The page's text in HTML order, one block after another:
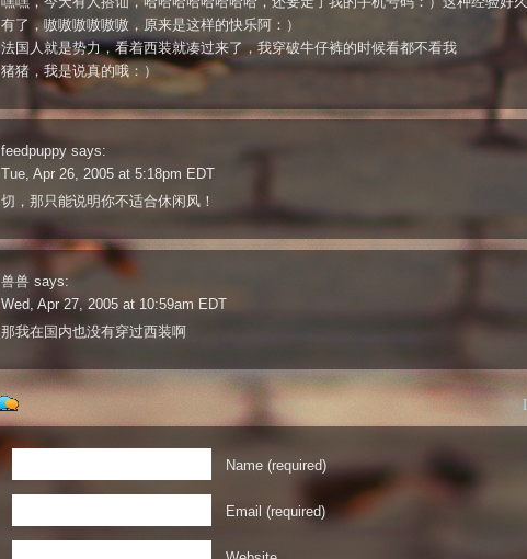
有了，嗷嗷嗷嗷嗷嗷，原来是这样的快乐阿：）
法国人就是势力，看着西装就凑过来了，我穿破牛仔裤的时候看都不看我
猪猪，我是说真的哦：）
feedpuppy says:
Tue, Apr 26, 2005 at 5:18pm EDT
切，那只能说明你不适合休闲风！
兽兽 says:
Wed, Apr 27, 2005 at 10:59am EDT
那我在国内也没有穿过西装啊
Name (required)
Email (required)